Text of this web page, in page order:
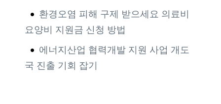
환경오염 피해 구제 받으세요 의료비
요양비 지원금 신청 방법
에너지산업 협력개발 지원 사업 개도
국 진출 기회 잡기